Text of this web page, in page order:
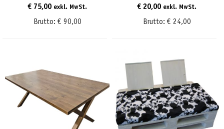
€ 75,00 exkl. MwSt.
Brutto: € 90,00
€ 20,00 exkl. MwSt.
Brutto: € 24,00